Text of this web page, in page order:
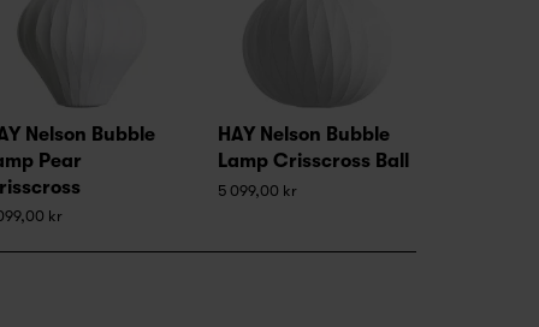
Nelson Bubble
Pear
kr
HAY Nelson Bubble
Lamp Crisscross Ball
5 099,00 kr